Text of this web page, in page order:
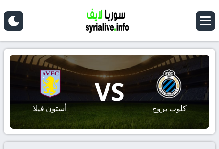
كلوب بروج
VS
أستون فيلا